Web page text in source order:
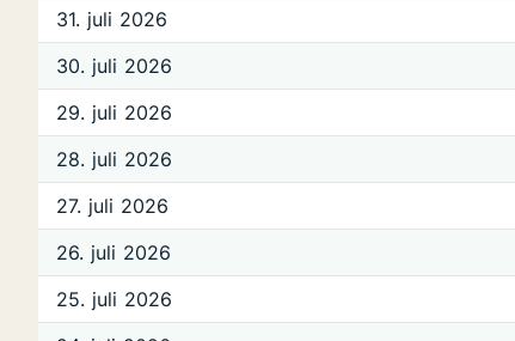
31. juli 2026
30. juli 2026
29. juli 2026
28. juli 2026
27. juli 2026
26. juli 2026
25. juli 2026